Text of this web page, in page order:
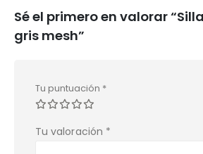
Sé el primero en valorar
gris mesh”
Tu puntuación *
Tu valoración *